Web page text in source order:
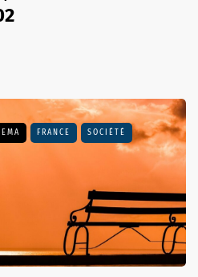
FRANCE SOCIÉTÉ